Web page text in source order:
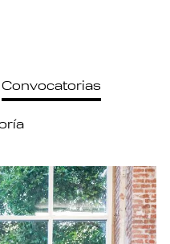
Convocatorias